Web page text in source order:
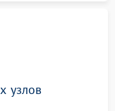
узлов